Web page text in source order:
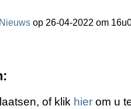
Nieuws op 26-04-2022 om
of klik hier om u